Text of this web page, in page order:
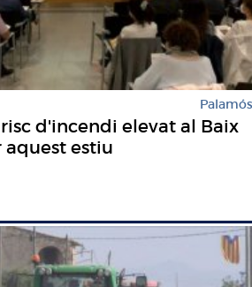
Palamós
d'incendi elevat al Baix
estiu